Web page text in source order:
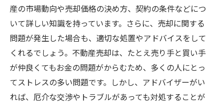
産の市場動向や売却価格の決め方、契約の条件などにつ
いて詳しい知識を持っています。さらに、売却に関する
問題が発生した場合も、適切な処置やアドバイスをして
くれるでしょう。不動産売却は、たとえ売り手と買い手
が仲良くてもお金の問題がからむため、多くの人にとっ
てストレスの多い問題です。しかし、アドバイザーがい
れば、厄介な交渉やトラブルがあっても対処することが